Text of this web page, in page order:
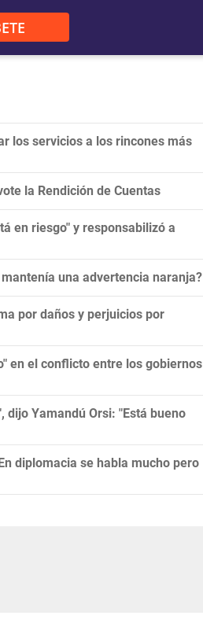
los servicios a los rincones más
la Rendición de Cuentas
en riesgo" y responsabilizó a
una advertencia naranja?
por daños y perjuicios por
en el conflicto entre los gobiernos
dijo Yamandú Orsi: "Está bueno
diplomacia se habla mucho pero